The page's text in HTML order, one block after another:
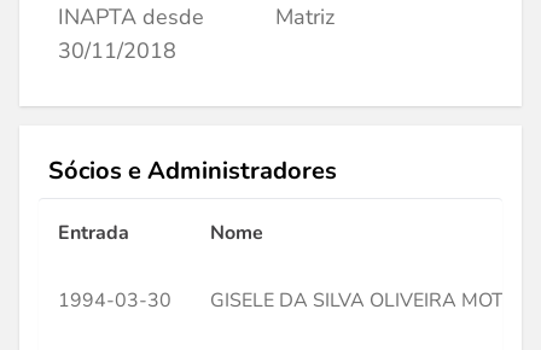
INAPTA desde
30/11/2018
Matriz
Sócios e Administradores
Entrada Nome
1994-03-30 GISELE DA SILVA OLIVEIRA MOTA